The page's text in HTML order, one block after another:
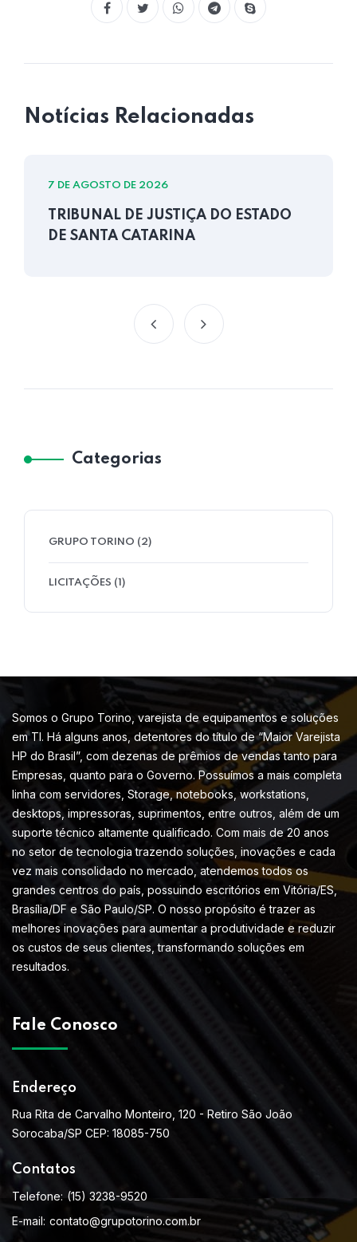
Notícias Relacionadas
7 DE AGOSTO DE 2026
TRIBUNAL DE JUSTIÇA DO ESTADO
DE SANTA CATARINA
Categorias
GRUPO TORINO (2)
LICITAÇÕES (1)
Somos o Grupo Torino, varejista de equipamentos e soluções
em TI. Há alguns anos, detentores do título de “Maior Varejista
HP do Brasil”, com dezenas de prêmios de vendas tanto para
Empresas, quanto para o Governo. Possuímos a mais completa
linha com servidores, Storage, notebooks, workstations,
desktops, impressoras, suprimentos, entre outros, além de um
suporte técnico altamente qualificado. Com mais de 20 anos
no setor de tecnologia trazendo soluções, inovações e cada
vez mais consolidado no mercado, atendemos todos os
grandes centros do país, possuindo escritórios em Vitória/ES,
Brasília/DF e São Paulo/SP. O nosso propósito é trazer as
melhores inovações para aumentar a produtividade e reduzir
os custos de seus clientes, transformando soluções em
resultados.
Fale Conosco
Endereço
Rua Rita de Carvalho Monteiro, 120 - Retiro São João
Sorocaba/SP CEP: 18085-750
Contatos
Telefone: (15) 3238-9520
E-mail: contato@grupotorino.com.br